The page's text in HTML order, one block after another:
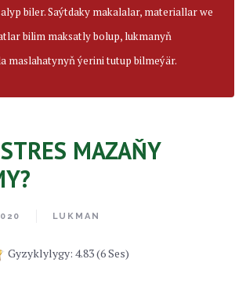
biler. Saýtdaky makalalar, materiallar we
bilim maksatly bolup, lukmanyň
maslahatynyň ýerini tutup bilmeýär.
MAZAŇY
LUKMAN
Gyzyklylygy: 4.83 (6 Ses)